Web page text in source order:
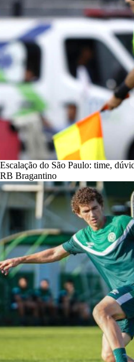
Escalação do São Paulo: time,
RB Bragantino